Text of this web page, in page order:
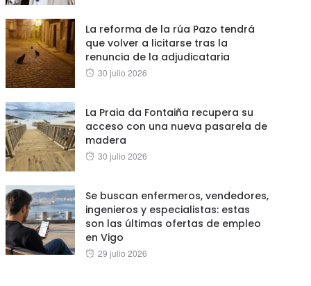
La reforma de la rúa Pazo tendrá
que volver a licitarse tras la
renuncia de la adjudicataria
Posted
30 julio 2026
La Praia da Fontaiña recupera su
acceso con una nueva pasarela de
madera
Posted
30 julio 2026
Se buscan enfermeros, vendedores,
ingenieros y especialistas: estas
son las últimas ofertas de empleo
en Vigo
Posted
29 julio 2026